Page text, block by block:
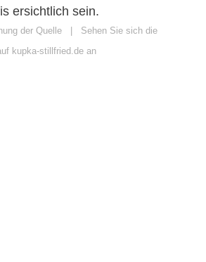
ersichtlich sein.
der Quelle | Sehen Sie sich die
kupka-stillfried.de an